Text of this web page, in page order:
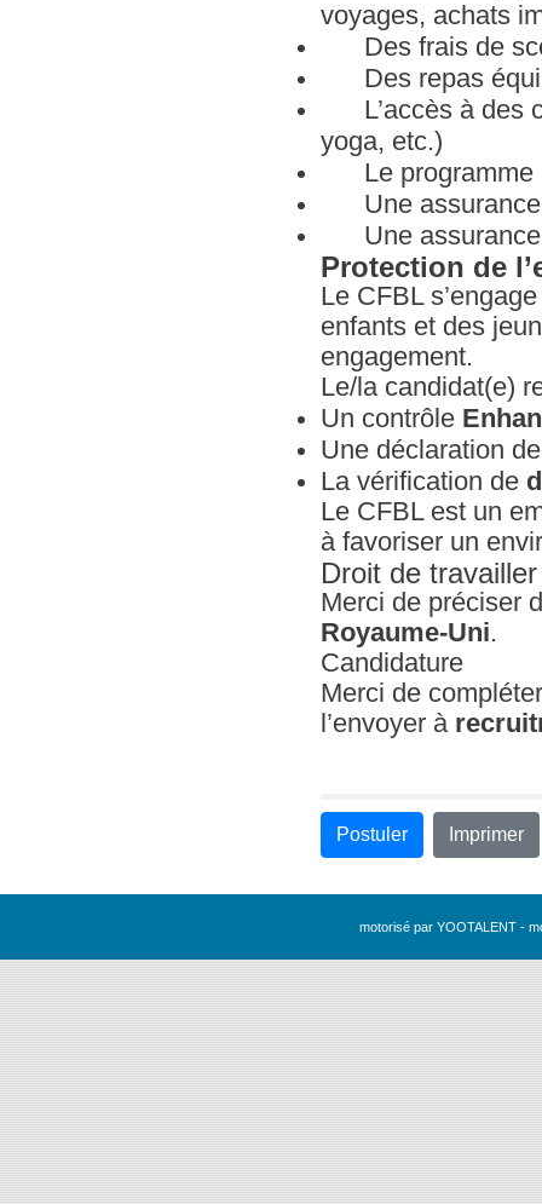
voyages, achats
Des frais de
Des repas
L’accès à des
yoga, etc.)
Le programme
Une assurance
Une assurance
Protection de
Le CFBL
enfants et des
engagement.
Le/la candidat(e)
Un contrôle
Une déclaration
La vérification de
Le CFBL est un
à favoriser un
Droit de
Merci de préciser
Royaume-Uni.
Candidature
Merci de
l’envoyer à
Postuler Imprimer
motorisé par YOOTALENT -